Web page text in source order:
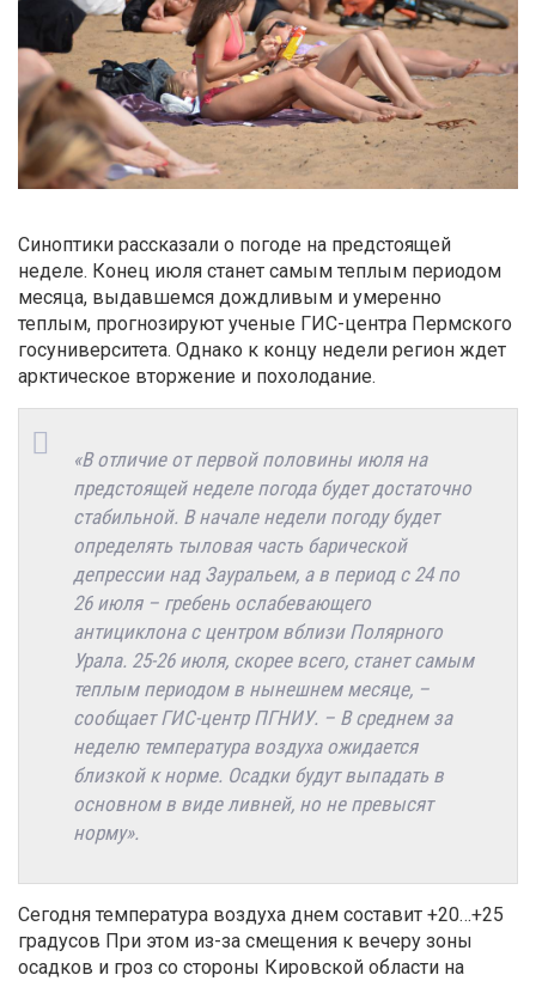
Синоптики рассказали о погоде на предстоящей
неделе. Конец июля станет самым теплым периодом
месяца, выдавшемся дождливым и умеренно
теплым, прогнозируют ученые ГИС-центра Пермского
госуниверситета. Однако к концу недели регион ждет
арктическое вторжение и похолодание.
«В отличие от первой половины июля на
предстоящей неделе погода будет достаточно
стабильной. В начале недели погоду будет
определять тыловая часть барической
депрессии над Зауральем, а в период с 24 по
26 июля – гребень ослабевающего
антициклона с центром вблизи Полярного
Урала. 25-26 июля, скорее всего, станет самым
теплым периодом в нынешнем месяце, –
сообщает ГИС-центр ПГНИУ. – В среднем за
неделю температура воздуха ожидается
близкой к норме. Осадки будут выпадать в
основном в виде ливней, но не превысят
норму».
Сегодня температура воздуха днем составит +20…+25
градусов При этом из-за смещения к вечеру зоны
осадков и гроз со стороны Кировской области на